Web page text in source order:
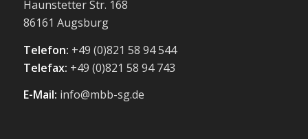
Haunstetter Str. 168
86161 Augsburg
Telefon: +49 (0)821 58 94 544
Telefax: +49 (0)821 58 94 743
E-Mail: info@mbb-sg.de